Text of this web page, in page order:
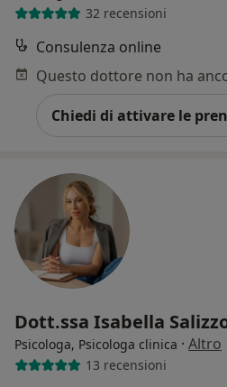
32 recensioni
Consulenza online
Chiedi di attivare le
Dott.ssa Isabella
Psicologa, Psicologa clinica · Altro
13 recensioni